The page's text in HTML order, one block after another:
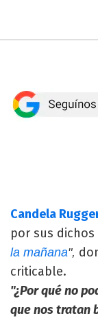
Candela
por sus
la mañana",
criticable.
"¿Por qué no
que nos tratan